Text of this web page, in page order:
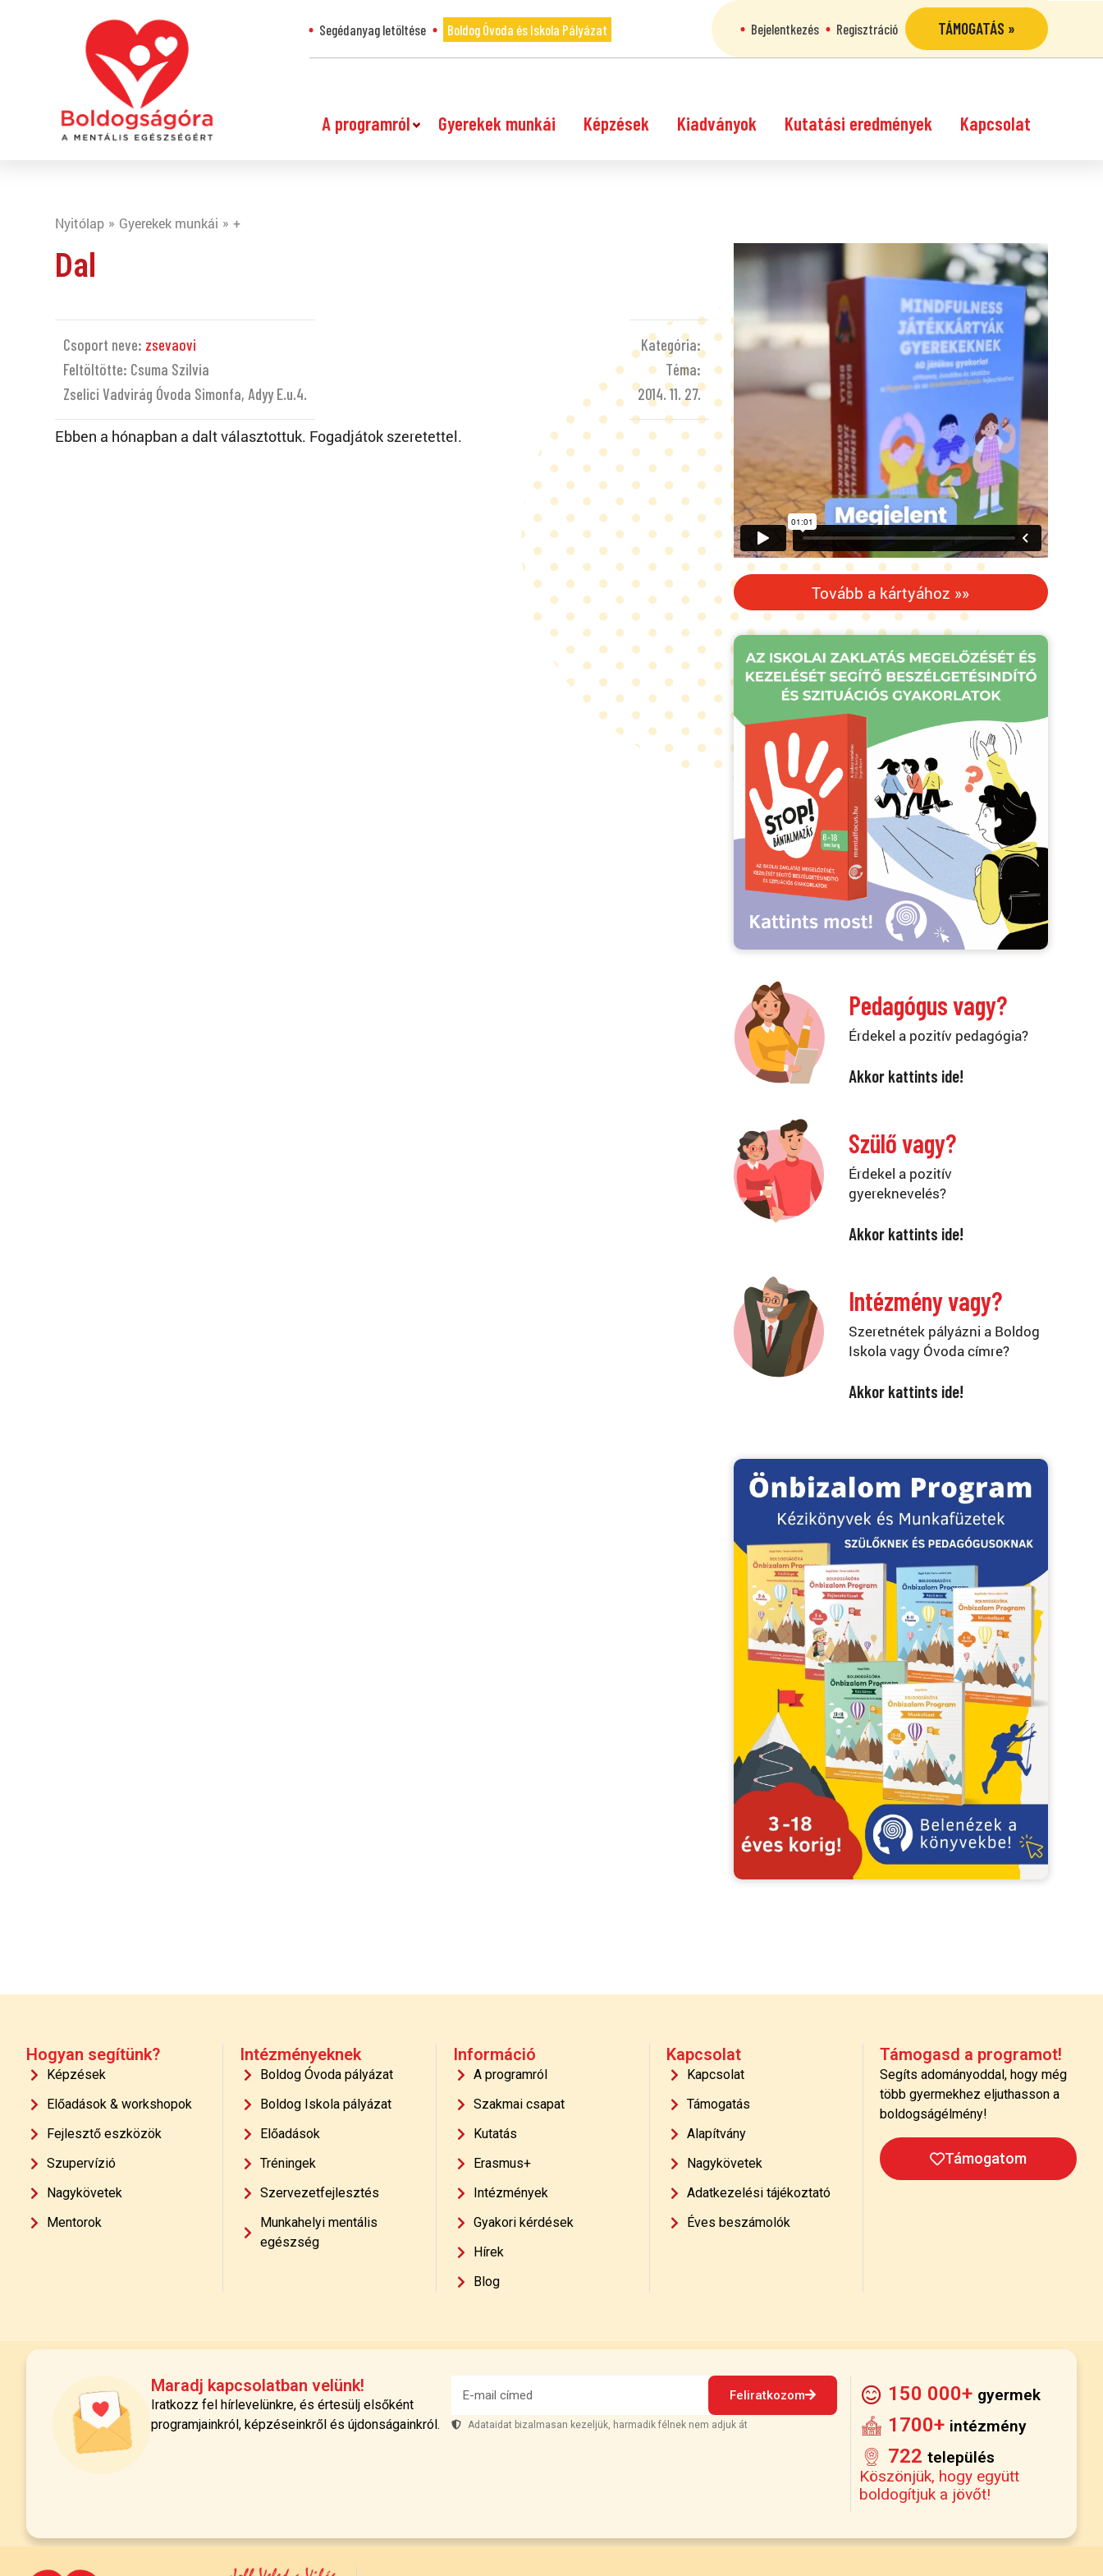
Segédanyag letöltése Boldog Óvoda és Iskola Pályázat Bejelentkezés Regisztráció TÁMOGATÁS »
A programról Gyerekek munkái Képzések Kiadványok Kutatási eredmények Kapcsolat
Nyitólap Gyerekek munkái +
Dal
Csoport neve: zsevaovi
Feltöltötte: Csuma Szilvia
Zselici Vadvirág Óvoda Simonfa, Adyy E.u.4.
Kategória:
Téma:
2014. 11. 27.
Ebben a hónapban a dalt választottuk. Fogadjátok szeretettel.
Tovább a kártyához »»
Pedagógus vagy?
Érdekel a pozitív pedagógia?
Akkor kattints ide!
Szülő vagy?
Érdekel a pozitív
gyereknevelés?
Akkor kattints ide!
Intézmény vagy?
Szeretnétek pályázni a Boldog
Iskola vagy Óvoda címre?
Akkor kattints ide!
Hogyan segítünk?
Képzések
Előadások & workshopok
Fejlesztő eszközök
Szupervízió
Nagykövetek
Mentorok
Intézményeknek
Boldog Óvoda pályázat
Boldog Iskola pályázat
Előadások
Tréningek
Szervezetfejlesztés
Munkahelyi mentális
egészség
Információ
A programról
Szakmai csapat
Kutatás
Erasmus+
Intézmények
Gyakori kérdések
Hírek
Blog
Kapcsolat
Kapcsolat
Támogatás
Alapítvány
Nagykövetek
Adatkezelési tájékoztató
Éves beszámolók
Támogasd a programot!
Segíts adományoddal, hogy még
több gyermekhez eljuthasson a
boldogságélmény!
Támogatom
Maradj kapcsolatban velünk!
Iratkozz fel hírlevelünkre, és értesülj elsőként
programjainkról, képzéseinkről és újdonságainkról.
Feliratkozom
Adataidat bizalmasan kezeljük, harmadik félnek nem adjuk át
150 000+ gyermek
1700+ intézmény
722 település
Köszönjük, hogy együtt
boldogítjuk a jövőt!